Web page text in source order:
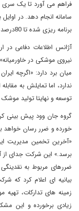
فراهم می آورد تا یک سری
سامانه انجام دهد. در
برنامه ریزی شده تا 80درصد کاهش یابند تا سامانه به سرعت عملیاتی شود.»
آژانس اطلاعات دفاعی در
نیروی موشکی در
میان برد دارد: «اگرچه
ندارد، اما تمایلش به
توسعه و نهایتا تولید
گروه جان وود پیش بینی
برسد.» این شرکت جدای از
ضررهای مربوط به
زمینه های تدارکات،
زیادی برخورده و این